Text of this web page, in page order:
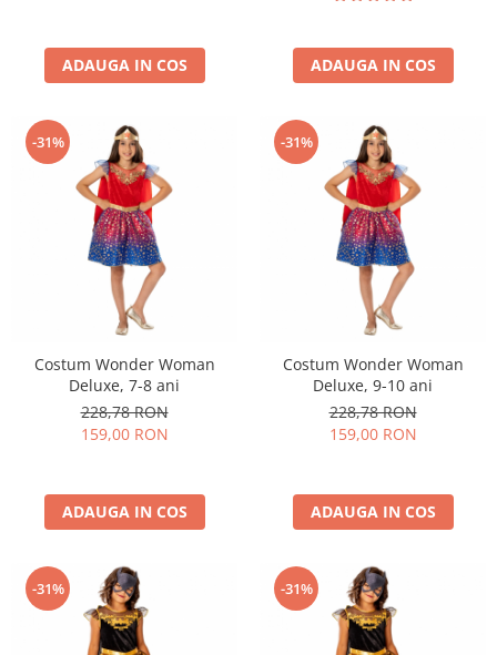
ADAUGA IN COS ADAUGA IN COS
-31%
Costum Wonder Woman
Deluxe, 7-8 ani
228,78 RON
159,00 RON
ADAUGA IN COS
-31%
Costum Wonder Woman
Deluxe, 9-10 ani
228,78 RON
159,00 RON
ADAUGA IN COS
-31% -31%